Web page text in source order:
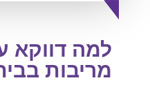
למה דווקא
מריבות